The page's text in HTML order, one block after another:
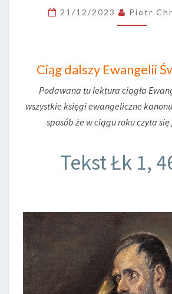
21/12/2023 Piotr
Ciąg dalszy Ewangelii
Podawana tu lektura ciągła
wszystkie księgi ewangeliczne
sposób że w ciągu roku czyta się
Tekst Łk 1,